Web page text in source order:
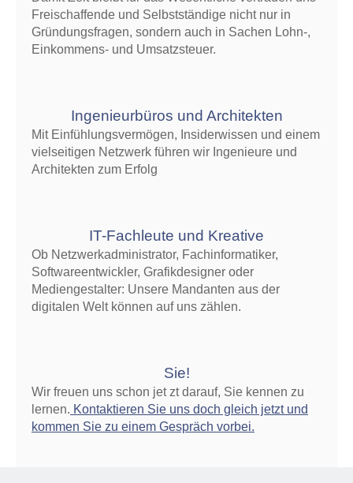
Freischaffende und Selbstständige nicht nur in
Gründungsfragen, sondern auch in Sachen Lohn-,
Einkommens- und Umsatzsteuer.
Ingenieur­büros und Architekten
Mit Einfühlungsvermögen, Insiderwissen und einem
vielseitigen Netzwerk führen wir Ingenieure und
Architekten zum Erfolg
IT-Fachleute und Kreative
Ob Netzwerkadministrator, Fachinformatiker,
Softwareentwickler, Grafikdesigner oder
Mediengestalter: Unsere Mandanten aus der
digitalen Welt können auf uns zählen.
Sie!
Wir freuen uns schon jet zt darauf, Sie kennen zu
lernen. Kontaktieren Sie uns doch gleich jetzt und
kommen Sie zu einem Gespräch vorbei.